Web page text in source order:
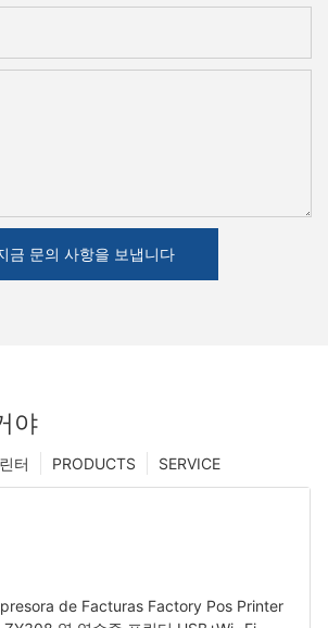
금 문의 사항을 보냅니다
야
SERVICE
PRODUCTS
터